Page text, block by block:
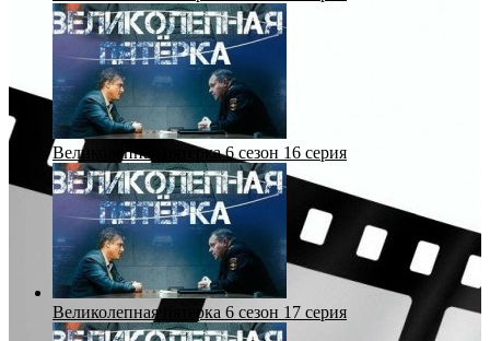
Великолепная пятерка 6 сезон 16 серия
Великолепная пятерка 6 сезон 17 серия